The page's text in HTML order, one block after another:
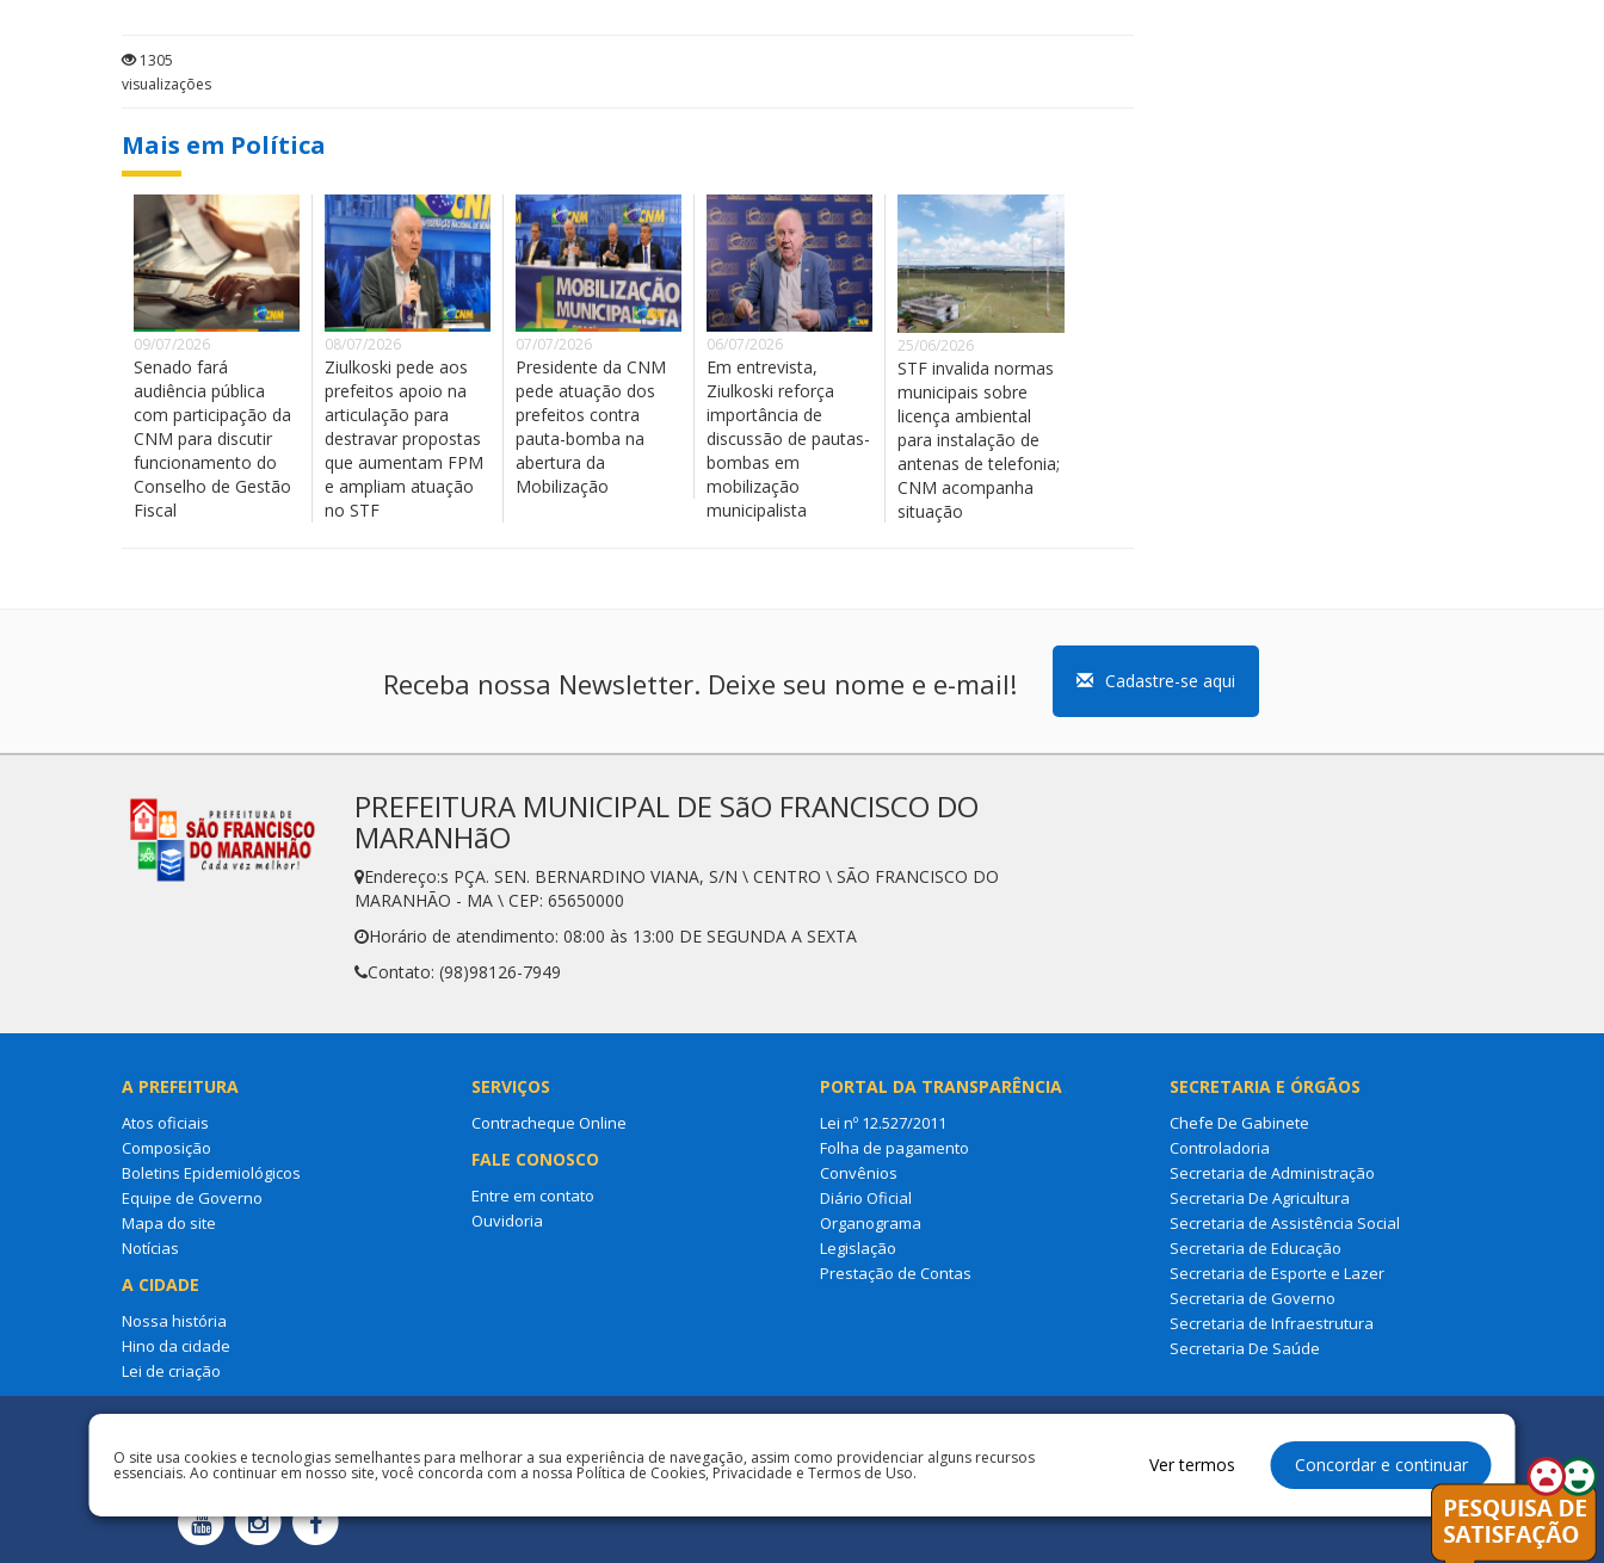
1305
visualizações
Mais em Política
09/07/2026
Senado fará
audiência pública
com participação da
CNM para discutir
funcionamento do
Conselho de Gestão
Fiscal
08/07/2026
Ziulkoski pede aos
prefeitos apoio na
articulação para
destravar propostas
que aumentam FPM
e ampliam atuação
no STF
07/07/2026
Presidente da CNM
pede atuação dos
prefeitos contra
pauta-bomba na
abertura da
Mobilização
06/07/2026
Em entrevista,
Ziulkoski reforça
importância de
discussão de pautas-
bombas em
mobilização
municipalista
25/06/2026
STF invalida normas
municipais sobre
licença ambiental
para instalação de
antenas de telefonia;
CNM acompanha
situação
Receba nossa Newsletter. Deixe seu nome e e-mail! Cadastre-se aqui
PREFEITURA MUNICIPAL DE SãO FRANCISCO DO
MARANHãO
Endereço:s PÇA. SEN. BERNARDINO VIANA, S/N \ CENTRO \ SÃO FRANCISCO DO
MARANHÃO - MA \ CEP: 65650000
Horário de atendimento: 08:00 às 13:00 DE SEGUNDA A SEXTA
Contato: (98)98126-7949
A PREFEITURA
Atos oficiais
Composição
Boletins Epidemiológicos
Equipe de Governo
Mapa do site
Notícias
A CIDADE
Nossa história
Hino da cidade
Lei de criação
SERVIÇOS
Contracheque Online
FALE CONOSCO
Entre em contato
Ouvidoria
PORTAL DA TRANSPARÊNCIA
Lei nº 12.527/2011
Folha de pagamento
Convênios
Diário Oficial
Organograma
Legislação
Prestação de Contas
SECRETARIA E ÓRGÃOS
Chefe De Gabinete
Controladoria
Secretaria de Administração
Secretaria De Agricultura
Secretaria de Assistência Social
Secretaria de Educação
Secretaria de Esporte e Lazer
Secretaria de Governo
Secretaria de Infraestrutura
Secretaria De Saúde
Redes Sociais Todos os direitos reservados à Prefeitura Municipal de São Francisco Do Maranhão
O site usa cookies e tecnologias semelhantes para melhorar a sua experiência de navegação, assim como providenciar alguns recursos
essenciais. Ao continuar em nosso site, você concorda com a nossa Política de Cookies, Privacidade e Termos de Uso. Ver termos Concordar e continuar